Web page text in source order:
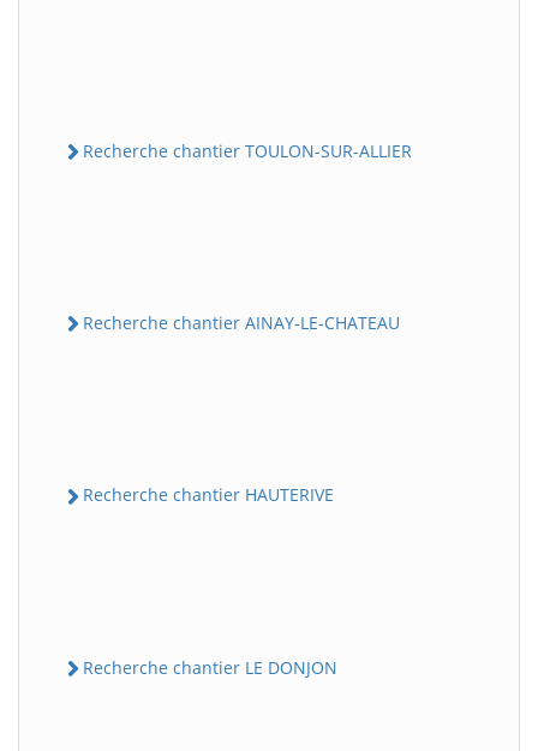
Recherche chantier TOULON-SUR-ALLIER
Recherche chantier AINAY-LE-CHATEAU
Recherche chantier HAUTERIVE
Recherche chantier LE DONJON